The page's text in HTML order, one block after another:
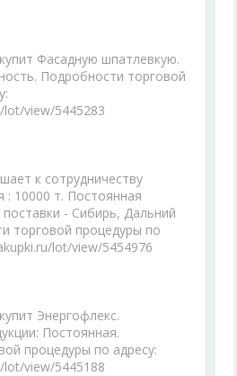
Фасадную шпатлевкую.
Подробности торговой
lot/view/5445283
к сотрудничеству
10000 т. Постоянная
- Сибирь, Дальний
торговой процедуры по
lot/view/5454976
Энергофлекс.
Постоянная.
процедуры по адресу:
lot/view/5445188